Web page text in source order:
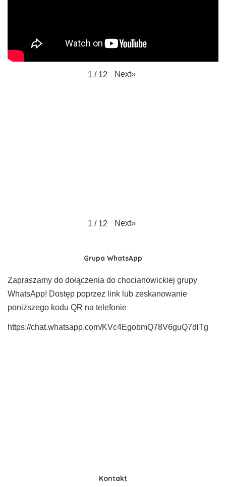
1 / 12 Next»
1 / 12 Next»
Grupa WhatsApp
Zapraszamy do dołączenia do chocianowickiej grupy
WhatsApp! Dostęp poprzez link lub zeskanowanie
poniższego kodu QR na telefonie
https://chat.whatsapp.com/KVc4EgobmQ78V6guQ7dlTg
Kontakt